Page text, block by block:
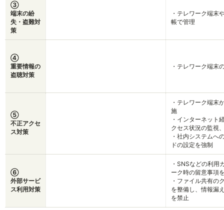
③
端末の紛
失・盗難対
策
・テレワーク端末
帳で管理
④
重要情報の
盗聴対策
・テレワーク端末
⑤
不正アクセ
ス対策
・テレワーク端末
施
・インターネット
クセス状況の監視
・社内システムへ
ドの設定を強制
⑥
外部サービ
ス利用対策
・SNSなどの利用
ーク時の留意事項
・ファイル共有の
を整備し、情報漏
を禁止